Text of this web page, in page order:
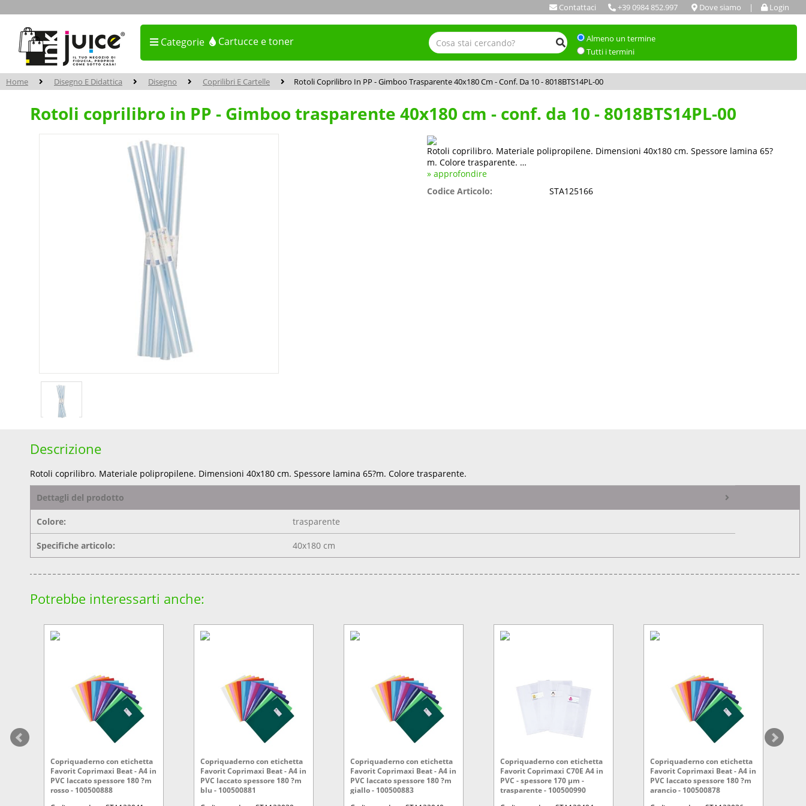
Contattaci +39 0984 852.997 Dove siamo | Login
Categorie Cartucce e toner
Almeno un termine
Tutti i termini
Home Disegno E Didattica Disegno Coprilibri E Cartelle Rotoli Coprilibro In PP - Gimboo Trasparente 40x180 Cm - Conf. Da 10 - 8018BTS14PL-00
Rotoli coprilibro in PP - Gimboo trasparente 40x180 cm - conf. da 10 - 8018BTS14PL-00
Rotoli coprilibro. Materiale polipropilene. Dimensioni 40x180 cm. Spessore lamina 65?
m. Colore trasparente. …
» approfondire
Codice Articolo:
STA125166
Descrizione
Rotoli coprilibro. Materiale polipropilene. Dimensioni 40x180 cm. Spessore lamina 65?m. Colore trasparente.
Dettagli del prodotto
Colore: trasparente
Specifiche articolo: 40x180 cm
Potrebbe interessarti anche:
Copriquaderno con etichetta
Favorit Coprimaxi Beat - A4 in
PVC laccato spessore 180 ?m
rosso - 100500888
Copriquaderno con etichetta
Favorit Coprimaxi Beat - A4 in
PVC laccato spessore 180 ?m
blu - 100500881
Copriquaderno con etichetta
Favorit Coprimaxi Beat - A4 in
PVC laccato spessore 180 ?m
giallo - 100500883
Copriquaderno con etichetta
Favorit Coprimaxi C70E A4 in
PVC - spessore 170 µm -
trasparente - 100500990
Copriquaderno con etichetta
Favorit Coprimaxi Beat - A4 in
PVC laccato spessore 180 ?m
arancio - 100500878